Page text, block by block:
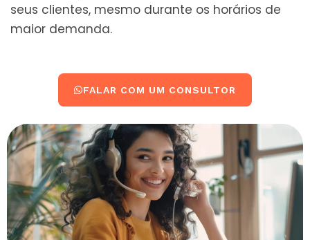
seus clientes, mesmo durante os horários de
maior demanda.
FALAR COM UM CONSULTOR